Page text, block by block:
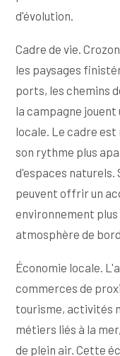
d'évolution.
Cadre de vie.
les paysages
ports, les chemins
la campagne
locale. Le cadre est
son rythme plus
d'espaces naturels.
peuvent offrir un
environnement plus
atmosphère de
Économie locale.
commerces de
tourisme, activités
métiers liés à la
de plein air. Cette